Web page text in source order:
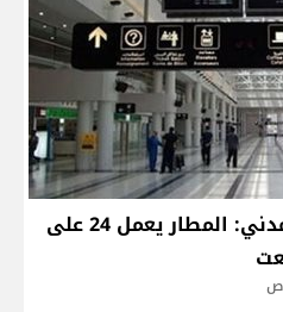
المدير العام للطيران المدني: المطار يعمل 24 على